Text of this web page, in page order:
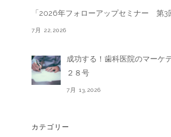
「2026年フォローアップセミナー 第3
7月 22,2026
成功する！歯科医院のマーケ
２８号
7月 13,2026
カテゴリー